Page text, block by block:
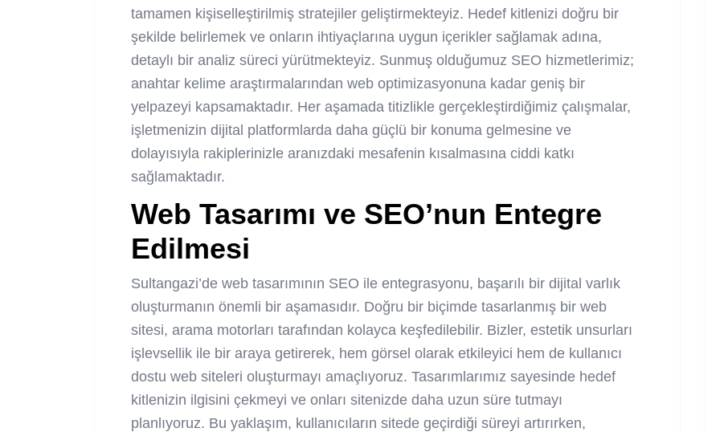
tamamen kişiselleştirilmiş stratejiler geliştirmekteyiz. Hedef kitlenizi doğru bir
şekilde belirlemek ve onların ihtiyaçlarına uygun içerikler sağlamak adına,
detaylı bir analiz süreci yürütmekteyiz. Sunmuş olduğumuz SEO hizmetlerimiz;
anahtar kelime araştırmalarından web optimizasyonuna kadar geniş bir
yelpazeyi kapsamaktadır. Her aşamada titizlikle gerçekleştirdiğimiz çalışmalar,
işletmenizin dijital platformlarda daha güçlü bir konuma gelmesine ve
dolayısıyla rakiplerinizle aranızdaki mesafenin kısalmasına ciddi katkı
sağlamaktadır.
Web Tasarımı ve SEO’nun Entegre
Edilmesi
Sultangazi’de web tasarımının SEO ile entegrasyonu, başarılı bir dijital varlık
oluşturmanın önemli bir aşamasıdır. Doğru bir biçimde tasarlanmış bir web
sitesi, arama motorları tarafından kolayca keşfedilebilir. Bizler, estetik unsurları
işlevsellik ile bir araya getirerek, hem görsel olarak etkileyici hem de kullanıcı
dostu web siteleri oluşturmayı amaçlıyoruz. Tasarımlarımız sayesinde hedef
kitlenizin ilgisini çekmeyi ve onları sitenizde daha uzun süre tutmayı
planlıyoruz. Bu yaklaşım, kullanıcıların sitede geçirdiği süreyi artırırken,